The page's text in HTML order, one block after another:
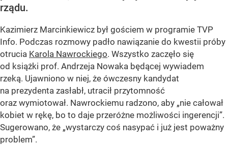
rządu.
Kazimierz Marcinkiewicz był gościem w programie TVP
Info. Podczas rozmowy padło nawiązanie do kwestii próby
otrucia Karola Nawrockiego. Wszystko zaczęło się
od książki prof. Andrzeja Nowaka będącej wywiadem
rzeką. Ujawniono w niej, że ówczesny kandydat
na prezydenta zasłabł, utracił przytomność
oraz wymiotował. Nawrockiemu radzono, aby „nie całował
kobiet w rękę, bo to daje przeróżne możliwości ingerencji”.
Sugerowano, że „wystarczy coś nasypać i już jest poważny
problem”.